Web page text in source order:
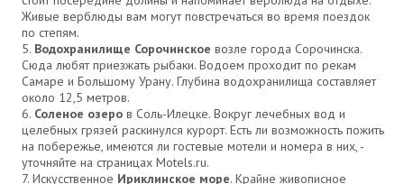
Живые верблюды вам могут повстречаться во время поездок
по степям.
Водохранилище Сорочинское возле города Сорочинска.
Сюда любят приезжать рыбаки. Водоем проходит по рекам
Самаре и Большому Урану. Глубина водохранилища составляет
около 12,5 метров.
Соленое озеров Соль-Илецке. Вокруг лечебных вод и
целебных грязей раскинулся курорт. Есть ли возможность пожить
на побережье, имеются ли гостевые мотели и номера в них, -
уточняйте на страницах Motels.ru.
Искусственное Ириклинское море. Крайне живописное